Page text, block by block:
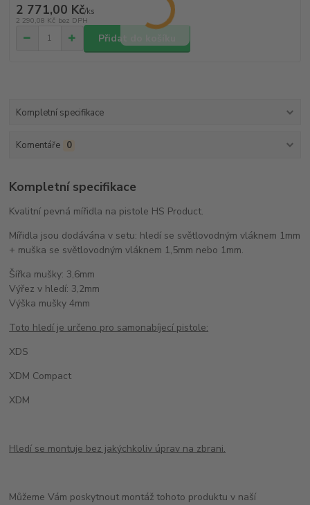
2 771,00 Kč/ks
2 290,08 Kč bez DPH
Přidat do košíku
Kompletní specifikace
Komentáře 0
Kompletní specifikace
Kvalitní pevná mířidla na pistole HS Product.
Mířidla jsou dodávána v setu: hledí se světlovodným vláknem 1mm
+ muška se světlovodným vláknem 1,5mm nebo 1mm.
Šířka mušky: 3,6mm
Výřez v hledí: 3,2mm
Výška mušky 4mm
Toto hledí je určeno pro samonabíjecí pistole:
XDS
XDM Compact
XDM
Hledí se montuje bez jakýchkoliv úprav na zbrani.
Můžeme Vám poskytnout montáž tohoto produktu v naší